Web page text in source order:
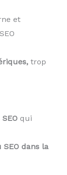
et
trop
qui
dans la